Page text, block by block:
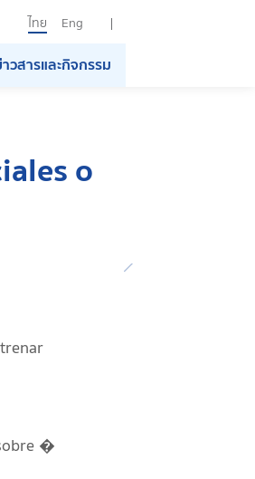
ไทย Eng
วสารและกิจกรรม
o
�